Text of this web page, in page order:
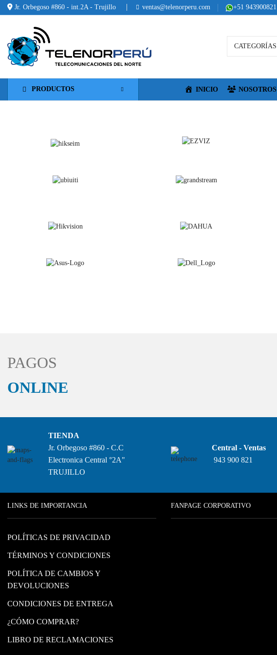
Jr. Orbegoso #860 - int.2A - Trujillo ventas@telenorperu.com +51 943900821
PRODUCTOS INICIO NOSOTROS
PAGOS
ONLINE
TIENDA
Jr. Orbegoso #860 - C.C
Electronica Central °2A"
TRUJILLO
Central - Ventas
943 900 821
LINKS DE IMPORTANCIA
POLÍTICAS DE PRIVACIDAD
TÉRMINOS Y CONDICIONES
POLÍTICA DE CAMBIOS Y
DEVOLUCIONES
CONDICIONES DE ENTREGA
¿CÓMO COMPRAR?
LIBRO DE RECLAMACIONES
FANPAGE CORPORATIVO